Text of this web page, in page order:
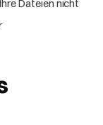
Dateien nicht